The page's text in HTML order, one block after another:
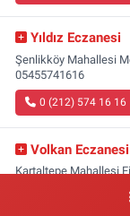
Yıldız Eczanesi
Şenlikköy Mahallesi
05455741616
0 (212) 574 16 16
Volkan Eczanesi
Kartaltepe Mahallesi